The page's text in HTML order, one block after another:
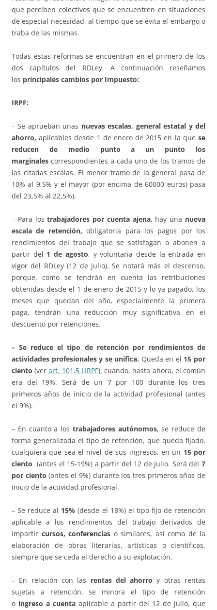
que perciben colectivos que se encuentren en situaciones
de especial necesidad, al tiempo que se evita el embargo o
traba de las mismas.
Todas estas reformas se encuentran en el primero de los
dos capítulos del RDLey. A continuación reseñamos
los principales cambios por Impuesto:
IRPF:
– Se aprueban unas nuevas escalas, general estatal y del
ahorro, aplicables desde 1 de enero de 2015 en la que se
reducen de medio punto a un punto los
marginales correspondientes a cada uno de los tramos de
las citadas escalas. El menor tramo de la general pasa de
10% al 9,5% y el mayor (por encima de 60000 euros) pasa
del 23,5% al 22,5%).
– Para lostrabajadores por cuenta ajena, hay una nueva
escala de retención,obligatoria para los pagos por los
rendimientos del trabajo que se satisfagan o abonen a
partir del 1 de agosto, y voluntaria desde la entrada en
vigor del RDLey (12 de julio). Se notará más el descenso,
porque, como se tendrán en cuenta las retribuciones
obtenidas desde el 1 de enero de 2015 y lo ya pagado, los
meses que quedan del año, especialmente la primera
paga, tendrán una reducción muy significativa en el
descuento por retenciones.
– Se reduce el tipo de retención por rendimientos de
actividades profesionales y se unifica. Queda en el 15 por
ciento (verart. 101.5 LIRPF), cuando, hasta ahora, el común
era del 19%. Será de un 7 por 100 durante los tres
primeros años de inicio de la actividad profesional (antes
el 9%).
– En cuanto a los trabajadores autónomos, se reduce de
forma generalizada el tipo de retención, que queda fijado,
cualquiera que sea el nivel de sus ingresos, en un 15 por
ciento (antes el 15-19%) a partir del 12 de julio. Será del 7
por ciento (antes el 9%) durante los tres primeros años de
inicio de la actividad profesional.
– Se reduce al 15% (desde el 18%) el tipo fijo de retención
aplicable a los rendimientos del trabajo derivados de
impartir cursos, conferencias o similares, así como de la
elaboración de obras literarias, artísticas o científicas,
siempre que se ceda el derecho a su explotación.
– En relación con las rentas del ahorro y otras rentas
sujetas a retención, se minora el tipo de retención
o ingreso a cuenta aplicable a partir del 12 de julio, que